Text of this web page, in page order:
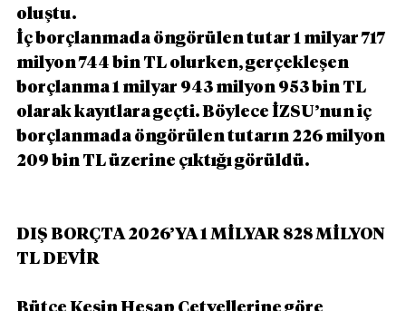
oluştu.
İç borçlanmada öngörülen tutar 1 milyar 717
milyon 744 bin TL olurken, gerçekleşen
borçlanma 1 milyar 943 milyon 953 bin TL
olarak kayıtlara geçti. Böylece İZSU’nun iç
borçlanmada öngörülen tutarın 226 milyon
209 bin TL üzerine çıktığı görüldü.
DIŞ BORÇTA 2026’YA 1 MİLYAR 828 MİLYON
TL DEVİR